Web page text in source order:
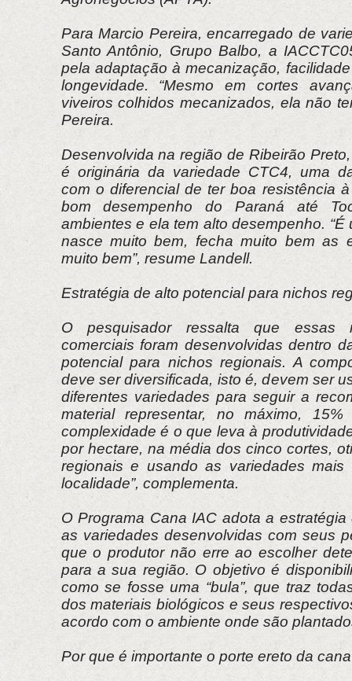
Para Marcio Pereira, encarregado de
Santo Antônio, Grupo Balbo, a
pela adaptação à mecanização,
longevidade. “Mesmo em cortes
viveiros colhidos mecanizados, ela não
Pereira.
Desenvolvida na região de Ribeirão
é originária da variedade CTC4, uma
com o diferencial de ter boa resistência
bom desempenho do Paraná até
ambientes e ela tem alto desempenho.
nasce muito bem, fecha muito bem as
muito bem”, resume Landell.
Estratégia de alto potencial para nichos
O pesquisador ressalta que essas
comerciais foram desenvolvidas dentro
potencial para nichos regionais. A
deve ser diversificada, isto é, devem ser
diferentes variedades para seguir a
material representar, no máximo,
complexidade é o que leva à
por hectare, na média dos cinco cortes,
regionais e usando as variedades
localidade”, complementa.
O Programa Cana IAC adota a
as variedades desenvolvidas com seus
que o produtor não erre ao escolher
para a sua região. O objetivo é
como se fosse uma “bula”, que traz
dos materiais biológicos e seus
acordo com o ambiente onde são
Por que é importante o porte ereto da